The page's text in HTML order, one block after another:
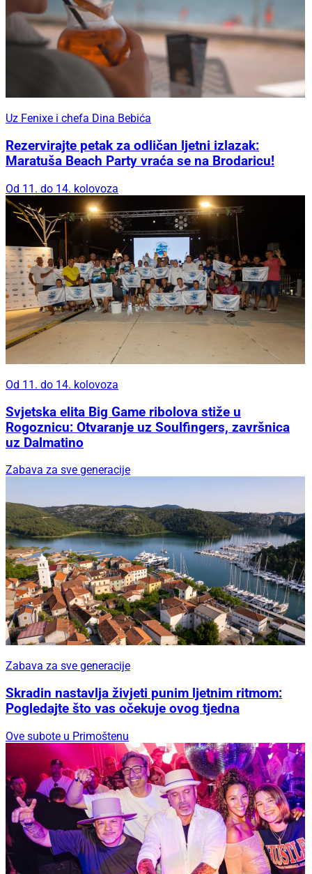
Uz Fenixe i chefa Dina Bebića
Rezervirajte petak za odličan ljetni izlazak:
Maratuša Beach Party vraća se na Brodaricu!
Od 11. do 14. kolovoza
Od 11. do 14. kolovoza
Svjetska elita Big Game ribolova stiže u
Rogoznicu: Otvaranje uz Soulfingers, završnica
uz Dalmatino
Zabava za sve generacije
Zabava za sve generacije
Skradin nastavlja živjeti punim ljetnim ritmom:
Pogledajte što vas očekuje ovog tjedna
Ove subote u Primoštenu